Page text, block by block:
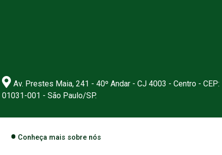
Av. Prestes Maia, 241 - 40º Andar - CJ 4003 - Centro - CEP:
01031-001 - São Paulo/SP.
Conheça mais sobre nós